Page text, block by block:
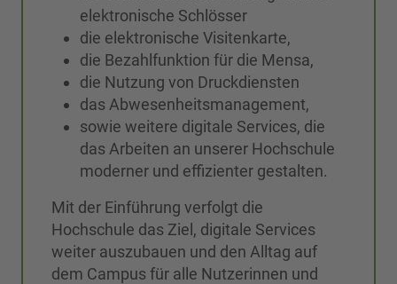
elektronische Schlösser
die elektronische Visitenkarte,
die Bezahlfunktion für die Mensa,
die Nutzung von Druckdiensten
das Abwesenheitsmanagement,
sowie weitere digitale Services, die
das Arbeiten an unserer Hochschule
moderner und effizienter gestalten.
Mit der Einführung verfolgt die
Hochschule das Ziel, digitale Services
weiter auszubauen und den Alltag auf
dem Campus für alle Nutzerinnen und